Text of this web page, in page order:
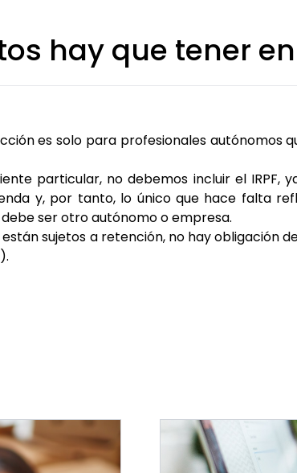
hay que tener
es solo para profesionales autónomos
particular, no debemos incluir el IRPF,
y, por tanto, lo único que hace falta
ser otro autónomo o empresa.
están sujetos a retención, no hay obligación